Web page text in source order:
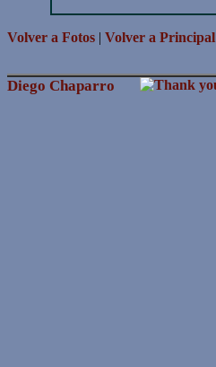
Volver a Fotos | Volver a Principal
Diego Chaparro